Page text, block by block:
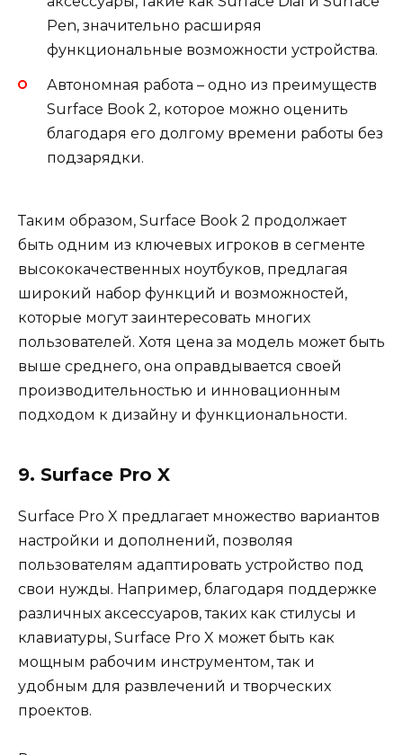
Pen, значительно расширяя
функциональные возможности устройства.
Автономная работа – одно из преимуществ
Surface Book 2, которое можно оценить
благодаря его долгому времени работы без
подзарядки.
Таким образом, Surface Book 2 продолжает
быть одним из ключевых игроков в сегменте
высококачественных ноутбуков, предлагая
широкий набор функций и возможностей,
которые могут заинтересовать многих
пользователей. Хотя цена за модель может быть
выше среднего, она оправдывается своей
производительностью и инновационным
подходом к дизайну и функциональности.
9. Surface Pro X
Surface Pro X предлагает множество вариантов
настройки и дополнений, позволяя
пользователям адаптировать устройство под
свои нужды. Например, благодаря поддержке
различных аксессуаров, таких как стилусы и
клавиатуры, Surface Pro X может быть как
мощным рабочим инструментом, так и
удобным для развлечений и творческих
проектов.